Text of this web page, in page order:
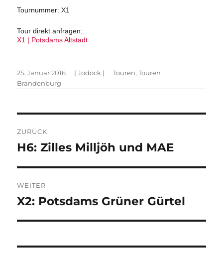
Tournummer: X1
Tour direkt anfragen:
X1 | Potsdams Altstadt
Veröffentlicht
am
25. Januar 2016 |Autor
Jodock | Kategorien
Touren,Touren
Brandenburg
ZURÜCK
Vorheriger
Beitrag:
H6: Zilles Milljöh und MAE
WEITER
Nächster
Beitrag:
X2: Potsdams Grüner Gürtel